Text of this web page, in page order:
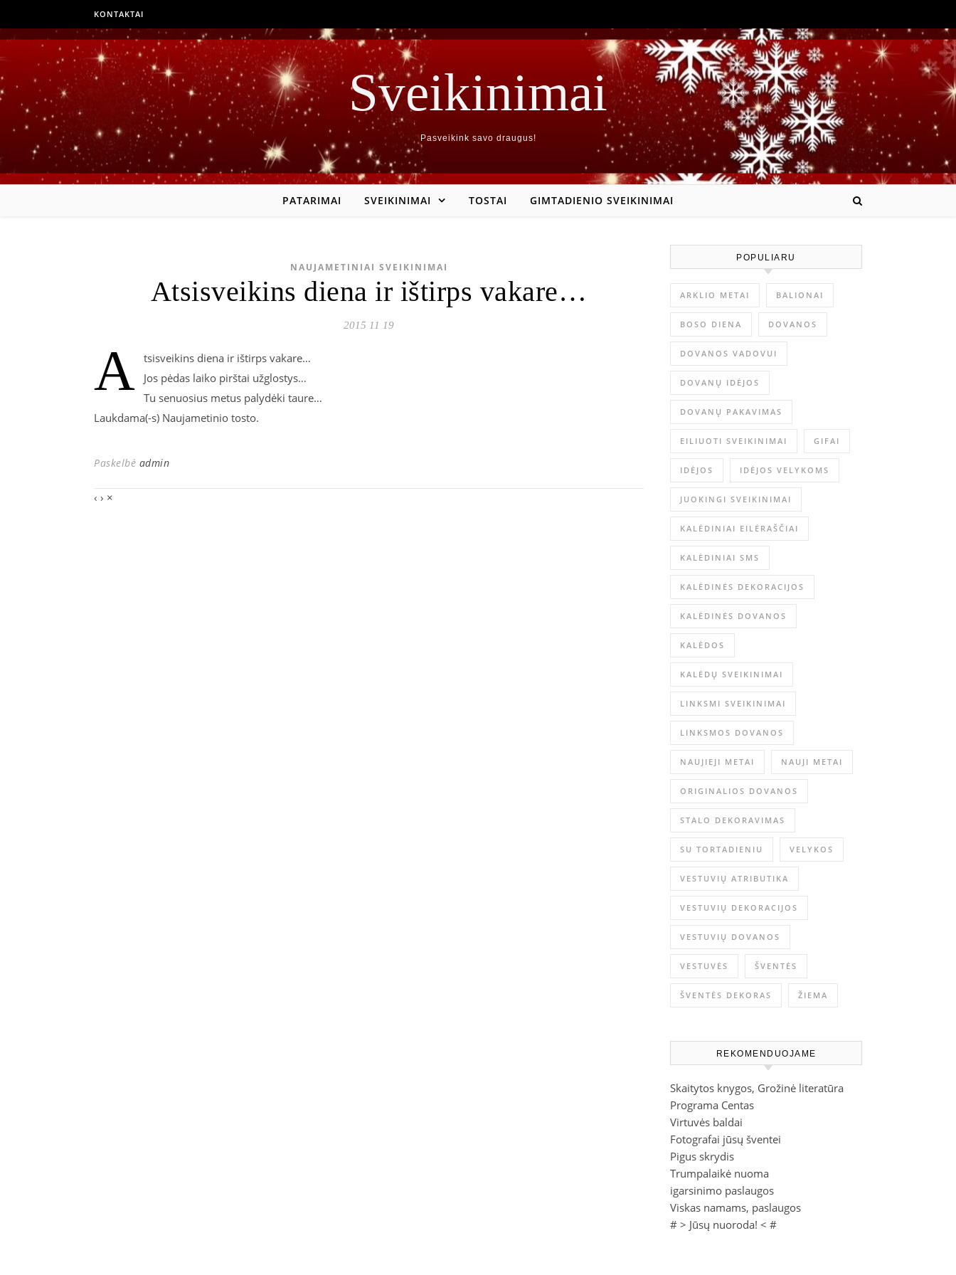
KONTAKTAI
Sveikinimai
Pasveikink savo draugus!
PATARIMAI SVEIKINIMAI TOSTAI GIMTADIENIO SVEIKINIMAI
NAUJAMETINIAI SVEIKINIMAI
Atsisveikins diena ir ištirps vakare…
2015 11 19
A tsisveikins diena ir ištirps vakare…
Jos pėdas laiko pirštai užglostys…
Tu senuosius metus palydėki taure…
Laukdama(-s) Naujametinio tosto.
Paskelbė admin
‹ › ×
POPULIARU
ARKLIO METAI BALIONAI
BOSO DIENA DOVANOS
DOVANOS VADOVUI
DOVANŲ IDĖJOS
DOVANŲ PAKAVIMAS
EILIUOTI SVEIKINIMAI GIFAI
IDĖJOS IDĖJOS VELYKOMS
JUOKINGI SVEIKINIMAI
KALĖDINIAI EILĖRAŠČIAI
KALĖDINIAI SMS
KALĖDINĖS DEKORACIJOS
KALĖDINĖS DOVANOS
KALĖDOS
KALĖDŲ SVEIKINIMAI
LINKSMI SVEIKINIMAI
LINKSMOS DOVANOS
NAUJIEJI METAI NAUJI METAI
ORIGINALIOS DOVANOS
STALO DEKORAVIMAS
SU TORTADIENIU VELYKOS
VESTUVIŲ ATRIBUTIKA
VESTUVIŲ DEKORACIJOS
VESTUVIŲ DOVANOS
VESTUVĖS ŠVENTĖS
ŠVENTĖS DEKORAS ŽIEMA
REKOMENDUOJAME
Skaitytos knygos, Grožinė literatūra
Programa Centas
Virtuvės baldai
Fotografai jūsų šventei
Pigus skrydis
Trumpalaikė nuoma
igarsinimo paslaugos
Viskas namams, paslaugos
# > Jūsų nuoroda! < #